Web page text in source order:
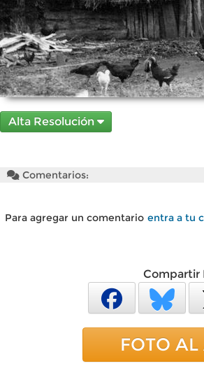
Alta Resolución
Comentarios:
Para agregar un comentario entra a tu
Compartir
FOTO